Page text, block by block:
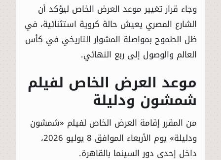
وجاء قرار تغيير موعد العرض الخاص ليؤكد أن
الشارع المصري يعيش حالة كروية استثنائية، في
ظل الطموح بمواصلة المشوار التاريخي في كأس
العالم والوصول إلى ربع النهائي.
موعد العرض الخاص لفيلم
شمشون ودليلة
من المقرر إقامة العرض الخاص لفيلم «شمشون
ودليلة» يوم الأربعاء الموافق 8 يوليو 2026،
داخل إحدى دور السينما بالقاهرة.